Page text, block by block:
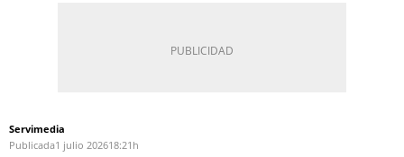
Servimedia
Publicada1 julio 202618:21h